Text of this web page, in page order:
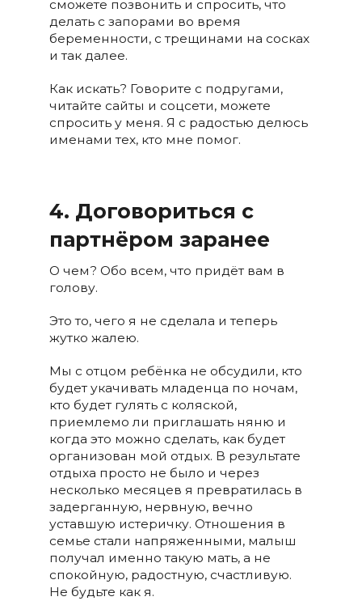
сможете позвонить и спросить, что
делать с запорами во время
беременности, с трещинами на сосках
и так далее.
Как искать? Говорите с подругами,
читайте сайты и соцсети, можете
спросить у меня. Я с радостью делюсь
именами тех, кто мне помог.
4. Договориться с
партнёром заранее
О чем? Обо всем, что придёт вам в
голову.
Это то, чего я не сделала и теперь
жутко жалею.
Мы с отцом ребёнка не обсудили, кто
будет укачивать младенца по ночам,
кто будет гулять с коляской,
приемлемо ли приглашать няню и
когда это можно сделать, как будет
организован мой отдых. В результате
отдыха просто не было и через
несколько месяцев я превратилась в
задерганную, нервную, вечно
уставшую истеричку. Отношения в
семье стали напряженными, малыш
получал именно такую мать, а не
спокойную, радостную, счастливую.
Не будьте как я.